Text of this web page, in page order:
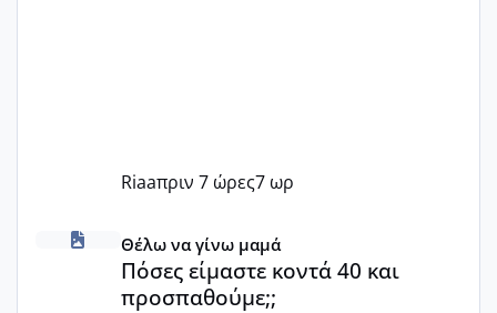
Riaaπριν 7 ώρες7 ωρ
Πόσες είμαστε κοντά 40 και προσπαθούμε;;
Θέλω να γίνω μαμά
Πόσες είμαστε κοντά 40 και
προσπαθούμε;;